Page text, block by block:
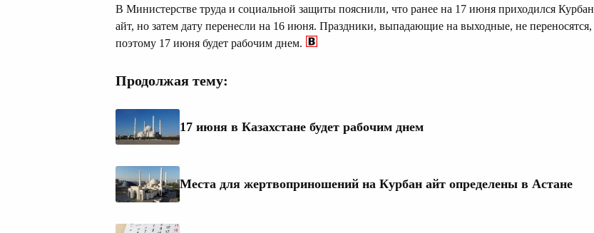
В Министерстве труда и социальной защиты пояснили, что ранее на 17 июня приходился Курбан
айт, но затем дату перенесли на 16 июня. Праздники, выпадающие на выходные, не переносятся,
поэтому 17 июня будет рабочим днем.
Продолжая тему:
17 июня в Казахстане будет рабочим днем
Места для жертвоприношений на Курбан айт определены в Астане